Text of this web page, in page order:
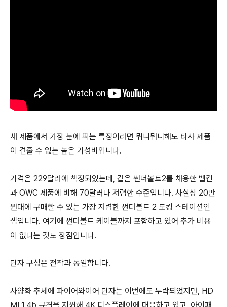
새 제품에서 가장 눈에 띄는 특징이라면 뭐니뭐니해도 타사 제품
이 견줄 수 없는 높은 가성비입니다.
가격은 229달러에 책정되었는데, 같은 썬더볼트2를 채용한 벨킨
과 OWC 제품에 비해 70달러나 저렴한 수준입니다. 사실상 20만
원대에 구매할 수 있는 가장 저렴한 썬더볼트 2 도킹 스테이션인
셈입니다. 여기에 썬더볼트 케이블까지 포함하고 있어 추가 비용
이 없다는 것도 장점입니다.
단자 구성은 전작과 동일합니다.
사양화 추세에 파이어와이어 단자는 이번에도 누락되었지만, HD